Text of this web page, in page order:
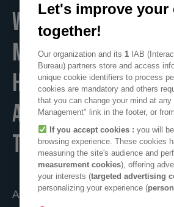
WE
MAKE
HOME
A POSITIVE PLACE
TO LIVE
Acțiune comună
Let's improve your
together!
Our organization and its 1 IAB
Bureau) partners store and access
unique cookie identifiers to process
cookies are mandatory and others
that you can change your mind at
Management" link in the footer, or
If you accept cookies : you will
browsing experience. These cookies
measuring the site's audience and
measurement cookies), offering
your interests (targeted advertising
personalizing your experience (